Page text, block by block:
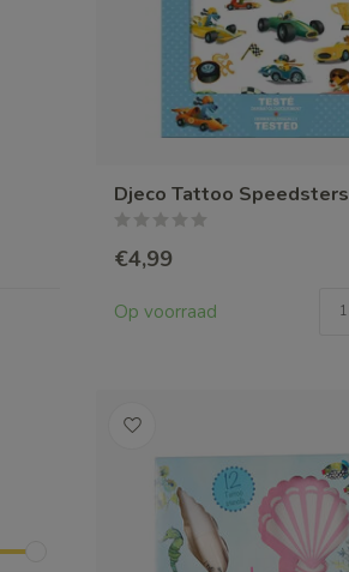
Djeco Tattoo Speedsters
€4,99
Op voorraad